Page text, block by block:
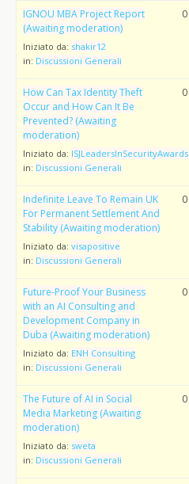
IGNOU MBA Project Report
(Awaiting moderation)
Iniziato da: shakir12
in: Discussioni Generali
0
How Can Tax Identity Theft
Occur and How Can It Be
Prevented? (Awaiting
moderation)
Iniziato da: ISJLeadersInSecurityAwards
in: Discussioni Generali
0
Indefinite Leave To Remain UK
For Permanent Settlement And
Stability (Awaiting moderation)
Iniziato da: visapositive
in: Discussioni Generali
0
Future-Proof Your Business
with an AI Consulting and
Development Company in
Duba (Awaiting moderation)
Iniziato da: ENH Consulting
in: Discussioni Generali
0
The Future of AI in Social
Media Marketing (Awaiting
moderation)
Iniziato da: sweta
in: Discussioni Generali
0